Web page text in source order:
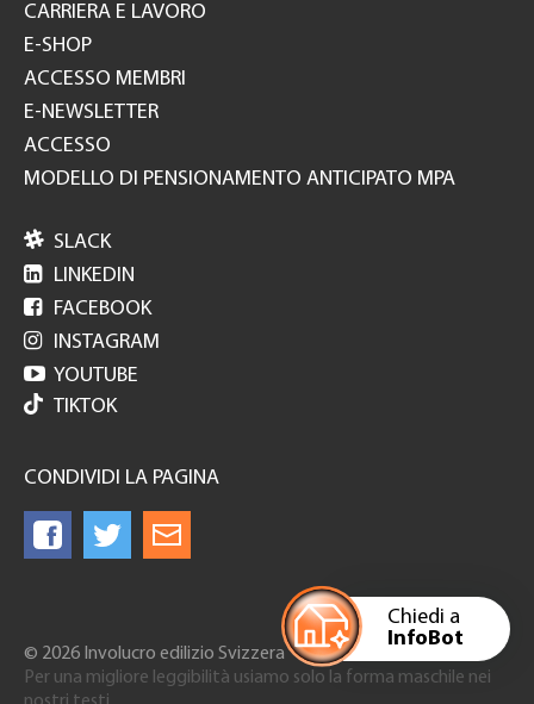
Chiedi a
InfoBot
CARRIERA E LAVORO
E-SHOP
ACCESSO MEMBRI
E-NEWSLETTER
ACCESSO
MODELLO DI PENSIONAMENTO ANTICIPATO MPA
 SLACK
 LINKEDIN
 FACEBOOK
 INSTAGRAM
 YOUTUBE
TIKTOK
CONDIVIDI LA PAGINA
© 2026 Involucro edilizio Svizzera
Per una migliore leggibilità usiamo solo la forma maschile nei